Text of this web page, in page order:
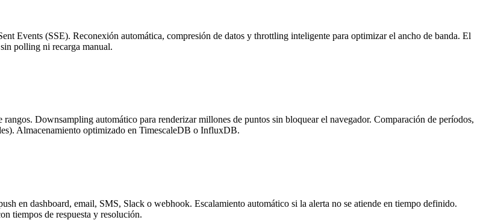
Events (SSE). Reconexión automática, compresión de datos y throttling inteligente para optimizar el ancho de banda. El
polling ni recarga manual.
Downsampling automático para renderizar millones de puntos sin bloquear el navegador. Comparación de períodos,
Almacenamiento optimizado en TimescaleDB o InfluxDB.
en dashboard, email, SMS, Slack o webhook. Escalamiento automático si la alerta no se atiende en tiempo definido.
tiempos de respuesta y resolución.